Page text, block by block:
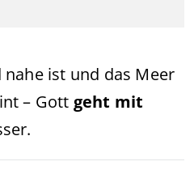
ist und das Meer
– Gott geht mit